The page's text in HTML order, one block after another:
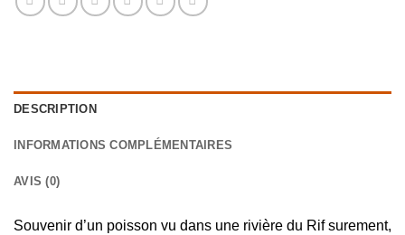
DESCRIPTION
INFORMATIONS COMPLÉMENTAIRES
AVIS (0)
Souvenir d’un poisson vu dans une rivière du Rif surement,